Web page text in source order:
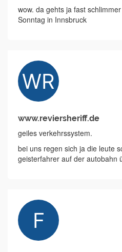
wow. da gehts ja fast
Sonntag in Innsbruck
www.reviersheriff.de
geiles verkehrssystem.
bei uns regen sich ja die leute
geisterfahrer auf der autobahn